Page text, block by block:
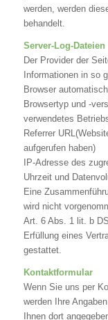
werden, werden
behandelt.
Server-Log-Dateien
Der Provider der
Informationen in so
Browser
Browsertyp und -
verwendetes
Referrer
aufgerufen haben)
IP-Adresse des
Uhrzeit und
Eine
wird nicht
Art. 6 Abs. 1 lit. b
Erfüllung eines
gestattet.
Kontaktformular
Wenn Sie uns per
werden Ihre
Ihnen dort